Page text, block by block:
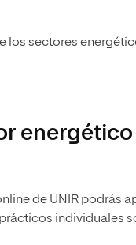
los sectores
de UNIR podrás
individuales